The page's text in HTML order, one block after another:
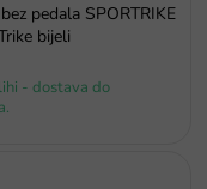
pedala SPORTRIKE
bijeli
- dostava do